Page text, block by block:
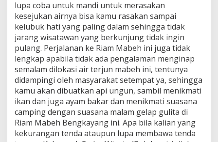
lupa coba untuk mandi untuk merasakan
kesejukan airnya bisa kamu rasakan sampai
kelubuk hati yang paling dalam sehingga tidak
jarang wisatawan yang berkunjung tidak ingin
pulang. Perjalanan ke Riam Mabeh ini juga tidak
lengkap apabila tidak ada pengalaman menginap
semalam dilokasi air terjun mabeh ini, tentunya
didampingi oleh masyarakat setempat ya, sehingga
kamu akan dibuatkan api ungun, sambil menikmati
ikan dan juga ayam bakar dan menikmati suasana
camping dengan suasana malam gelap gulita di
Riam Mabeh Bengkayang ini. Apa bila kalian yang
kekurangan tenda ataupun lupa membawa tenda